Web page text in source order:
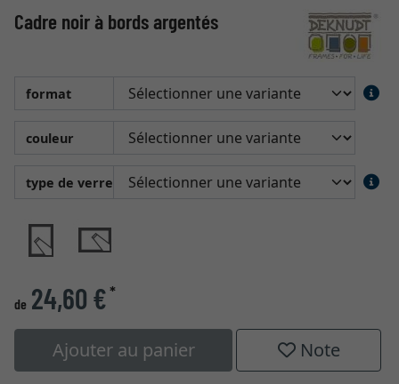
Cadre noir à bords argentés
format
couleur
type de verre
de 24,60 €*
Ajouter au panier Note